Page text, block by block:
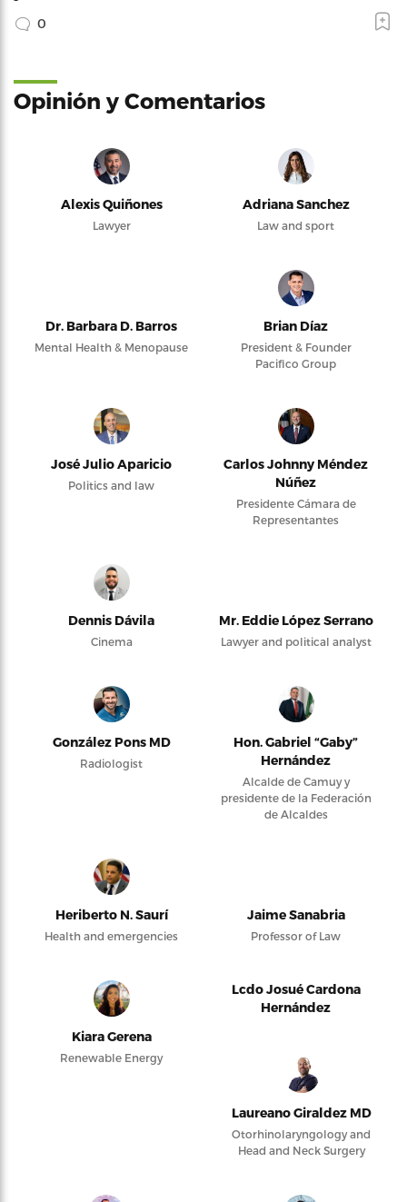
0
Opinión y Comentarios
Alexis Quiñones
Lawyer
Adriana Sanchez
Law and sport
Dr. Barbara D. Barros
Mental Health & Menopause
Brian Díaz
President & Founder
Pacifico Group
José Julio Aparicio
Politics and law
Carlos Johnny Méndez
Núñez
Presidente Cámara de
Representantes
Dennis Dávila
Cinema
Mr. Eddie López Serrano
Lawyer and political analyst
González Pons MD
Radiologist
Hon. Gabriel “Gaby”
Hernández
Alcalde de Camuy y
presidente de la Federación
de Alcaldes
Heriberto N. Saurí
Health and emergencies
Jaime Sanabria
Professor of Law
Kiara Gerena
Renewable Energy
Lcdo Josué Cardona
Hernández
Laureano Giraldez MD
Otorhinolaryngology and
Head and Neck Surgery